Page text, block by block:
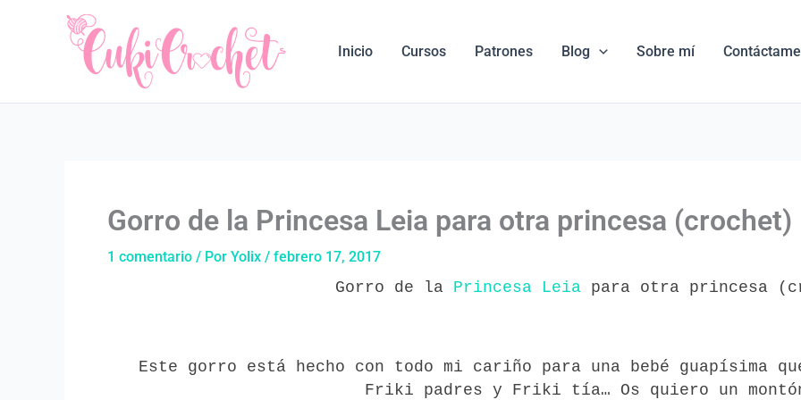
Inicio Cursos Patrones Blog Sobre mí Contáctame
Gorro de la Princesa Leia para otra princesa (crochet)
1 comentario / Por Yolix / febrero 17, 2017
Gorro de la Princesa Leia para otra princesa
Este gorro está hecho con todo mi cariño para una bebé guapísima
Friki padres y Friki tía… Os quiero un